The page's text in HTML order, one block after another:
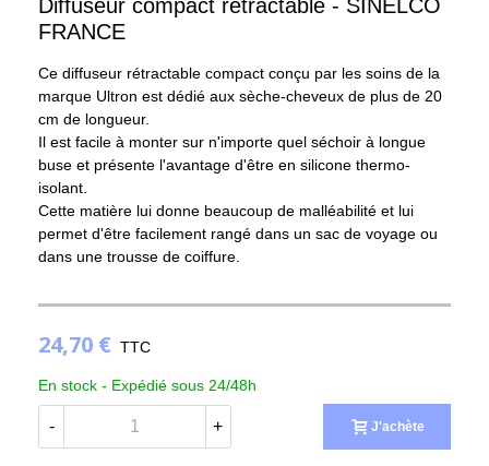
Diffuseur compact rétractable - SINELCO
FRANCE
Ce diffuseur rétractable compact conçu par les soins de la
marque Ultron est dédié aux sèche-cheveux de plus de 20
cm de longueur.
Il est facile à monter sur n'importe quel séchoir à longue
buse et présente l'avantage d'être en silicone thermo-
isolant.
Cette matière lui donne beaucoup de malléabilité et lui
permet d'être facilement rangé dans un sac de voyage ou
dans une trousse de coiffure.
24,70 € TTC
En stock - Expédié sous 24/48h
- + J'achète